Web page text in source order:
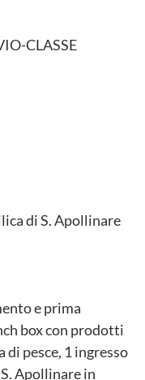
CLASSE
di S. Apollinare
e prima
box con prodotti
di pesce, 1 ingresso
Apollinare in